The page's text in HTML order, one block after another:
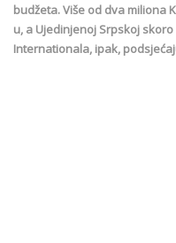
budžeta. Više od dva miliona
u, a Ujedinjenoj Srpskoj skoro
Internationala, ipak,